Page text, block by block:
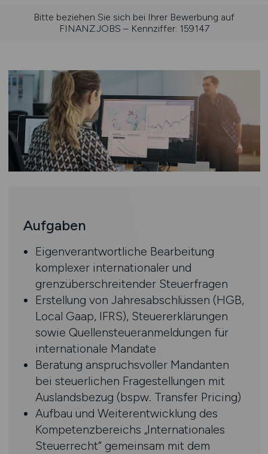
Bitte beziehen Sie sich bei Ihrer Bewerbung auf
FINANZ.JOBS – Kennziffer: 159147
Aufgaben
Eigenverantwortliche Bearbeitung
komplexer internationaler und
grenzüberschreitender Steuerfragen
Erstellung von Jahresabschlüssen (HGB,
Local Gaap, IFRS), Steuererklärungen
sowie Quellensteueranmeldungen für
internationale Mandate
Beratung anspruchsvoller Mandanten
bei steuerlichen Fragestellungen mit
Auslandsbezug (bspw. Transfer Pricing)
Aufbau und Weiterentwicklung des
Kompetenzbereichs „Internationales
Steuerrecht“ gemeinsam mit dem